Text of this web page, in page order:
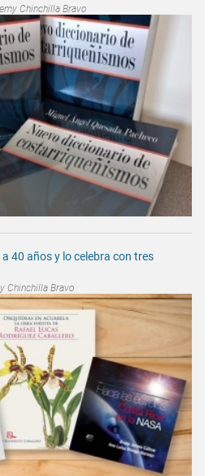
Chinchilla Bravo
40 años y lo celebra con tres
Chinchilla Bravo